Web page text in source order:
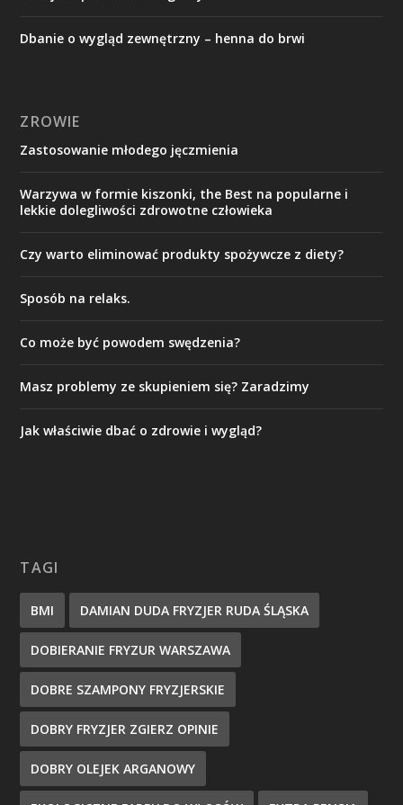
Dbanie o wygląd zewnętrzny – henna do brwi
ZROWIE
Zastosowanie młodego jęczmienia
Warzywa w formie kiszonki, the Best na popularne i
lekkie dolegliwości zdrowotne człowieka
Czy warto eliminować produkty spożywcze z diety?
Sposób na relaks.
Co może być powodem swędzenia?
Masz problemy ze skupieniem się? Zaradzimy
Jak właściwie dbać o zdrowie i wygląd?
TAGI
BMI DAMIAN DUDA FRYZJER RUDA ŚLĄSKA
DOBIERANIE FRYZUR WARSZAWA
DOBRE SZAMPONY FRYZJERSKIE
DOBRY FRYZJER ZGIERZ OPINIE
DOBRY OLEJEK ARGANOWY